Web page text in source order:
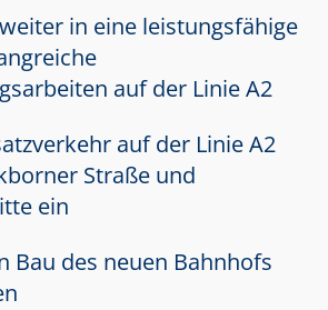
in eine leistungsfähige
auf der Linie A2
auf der Linie A2
Straße und
ein
Bau des neuen Bahnhofs